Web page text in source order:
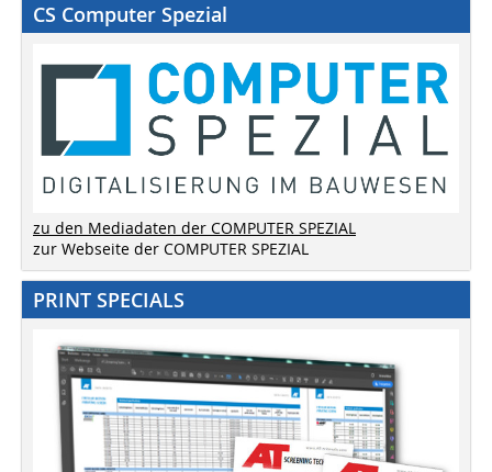
CS Computer Spezial
zu den Mediadaten der COMPUTER SPEZIAL
zur Webseite der COMPUTER SPEZIAL
PRINT SPECIALS